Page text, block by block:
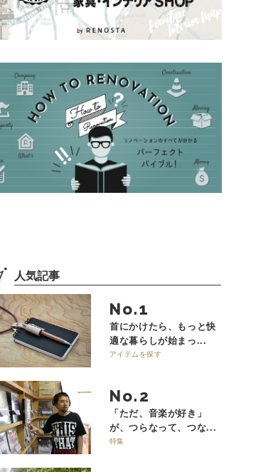
人気記事
No.
首にかけたら、もっと快
適な暮らしが始まっ...
アイテムを探す
No.
「ただ、音楽が好き」
が、つらなって、つな...
特集